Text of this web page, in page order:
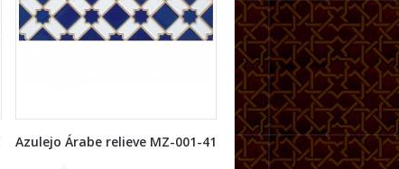
Azulejo Árabe relieve MZ-001-41